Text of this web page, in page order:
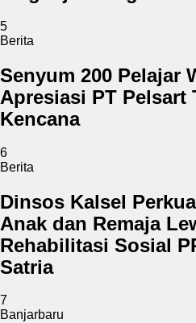
5
Berita
Senyum 200 Pelajar
Apresiasi PT Pelsart
Kencana
6
Berita
Dinsos Kalsel
Anak dan Remaja
Rehabilitasi Sosial
Satria
7
Banjarbaru